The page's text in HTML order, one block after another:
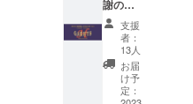
みお呼
びさせ
ていた
だきま
す。）
※チーム
特製ハ
す。 ※
動画内
でお呼
びする
お名前
を備考
欄にご
謝の
メッ
セージ
動画・
チーム
特製ス
ポーツ
支援
者：
13人
お届
け予
定：